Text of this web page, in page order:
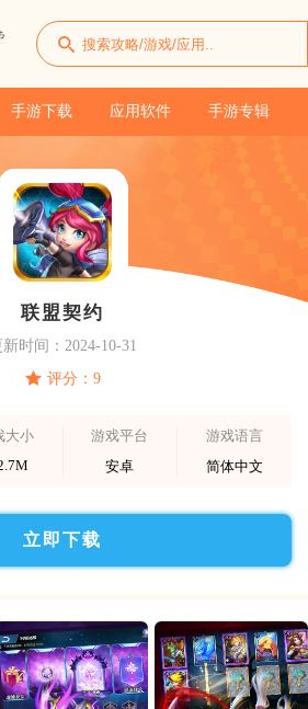
手游下载 应用软件 手游专辑
联盟契约
新时间：2024-10-31
评分：9
大小
游戏平台
安卓
游戏语言
简体中文
立即下载